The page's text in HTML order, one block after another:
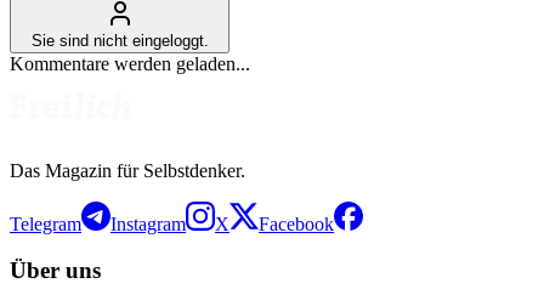
Sie sind nicht eingeloggt.
Kommentare werden geladen...
Das Magazin für Selbstdenker.
Telegram Instagram X Facebook
Über uns